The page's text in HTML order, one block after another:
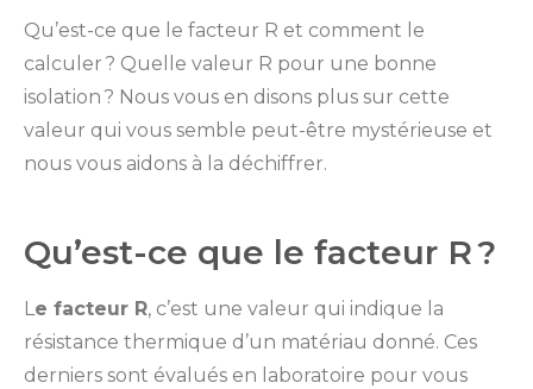
Qu’est-ce que le facteur R et comment le
calculer ? Quelle valeur R pour une bonne
isolation ? Nous vous en disons plus sur cette
valeur qui vous semble peut-être mystérieuse et
nous vous aidons à la déchiffrer.
Qu’est-ce que le facteur R ?
Le facteur R, c’est une valeur qui indique la
résistance thermique d’un matériau donné. Ces
derniers sont évalués en laboratoire pour vous